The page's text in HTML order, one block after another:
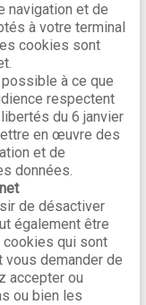
navigation et de
à votre terminal
cookies sont
à ce que
respectent
du 6 janvier
en œuvre des
et de
données.
de désactiver
également être
cookies qui sont
demander de
accepter ou
ou bien les